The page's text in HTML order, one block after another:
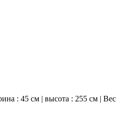
: 45 см | высота : 255 см | Вес